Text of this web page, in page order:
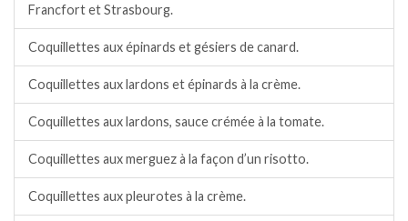
Francfort et Strasbourg.
Coquillettes aux épinards et gésiers de canard.
Coquillettes aux lardons et épinards à la crème.
Coquillettes aux lardons, sauce crémée à la tomate.
Coquillettes aux merguez à la façon d’un risotto.
Coquillettes aux pleurotes à la crème.